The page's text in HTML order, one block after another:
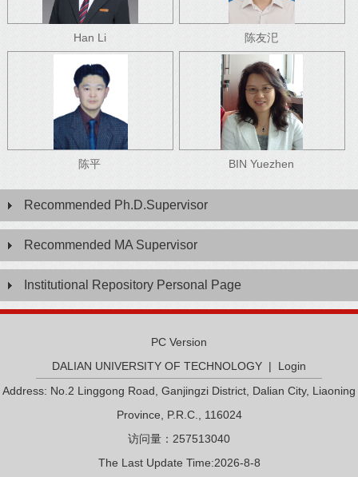
Han Li 陈友汜
陈平 BIN Yuezhen
Recommended Ph.D.Supervisor
Recommended MA Supervisor
Institutional Repository Personal Page
PC Version
DALIAN UNIVERSITY OF TECHNOLOGY| Login
Address: No.2 Linggong Road, Ganjingzi District, Dalian City, Liaoning
Province, P.R.C., 116024
访问量： 257513040
The Last Update Time:2026-8-8